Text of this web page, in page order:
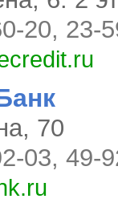
20, 23-
70
03, 49-